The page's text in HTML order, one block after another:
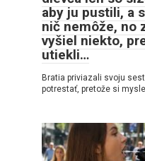
aby ju pustili, a
nič nemôže, no
vyšiel niekto,
utiekli…
Bratia priviazali svoju
potrestať, pretože si